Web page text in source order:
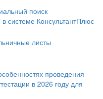
поиск
системе КонсультантПлюс
листы
проведения
в 2026 году для